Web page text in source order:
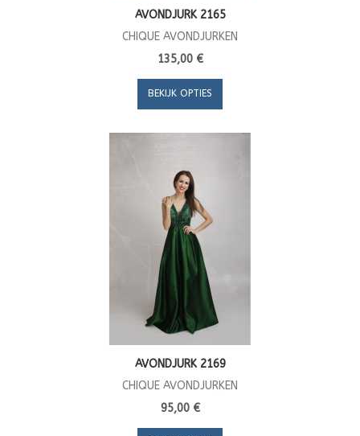
AVONDJURK 2165
CHIQUE AVONDJURKEN
135,00 €
BEKIJK OPTIES
AVONDJURK 2169
CHIQUE AVONDJURKEN
95,00 €